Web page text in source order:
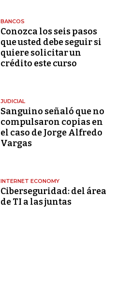
BANCOS
Conozca los seis pasos
que usted debe seguir si
quiere solicitar un
crédito este curso
JUDICIAL
Sanguino señaló que no
compulsaron copias en
el caso de Jorge Alfredo
Vargas
INTERNET ECONOMY
Ciberseguridad: del área
de TI a las juntas